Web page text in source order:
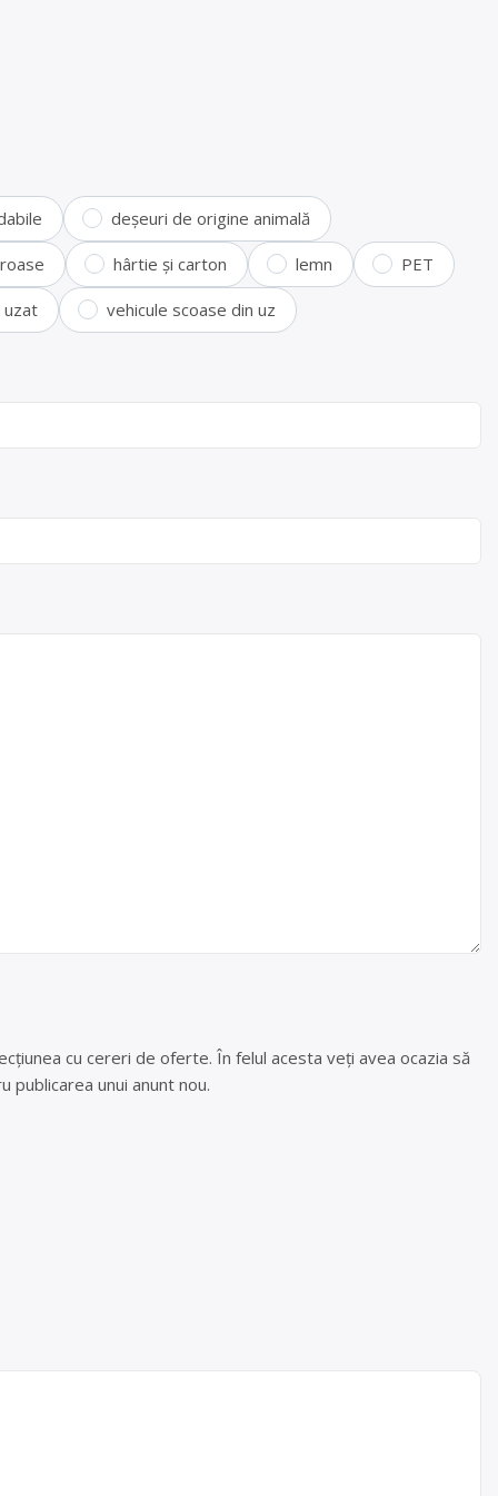
deșeuri de origine animală
hârtie și carton lemn PET
uzat vehicule scoase din uz
cu cereri de oferte. În felul acesta veți avea ocazia să
publicarea unui anunt nou.